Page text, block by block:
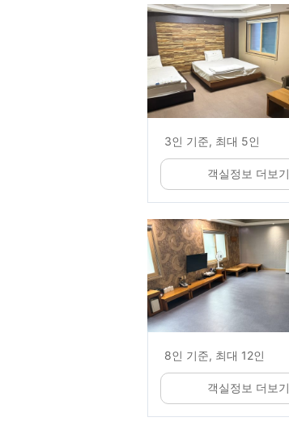
3인 기준, 최대 5인
객실정보 더보기
8인 기준, 최대 12인
객실정보 더보기